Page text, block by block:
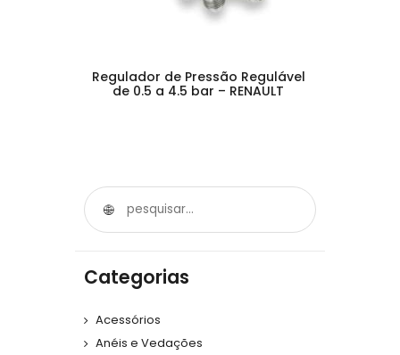
Regulador de Pressão Regulável
de 0.5 a 4.5 bar – RENAULT
Categorias
Acessórios
Anéis e Vedações